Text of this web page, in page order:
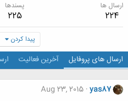
ارسال ها
224
پسندها
225
پیدا کردن
ارسال های پروفایل آخرین فعالیت
yas87
Aug 23, 2015